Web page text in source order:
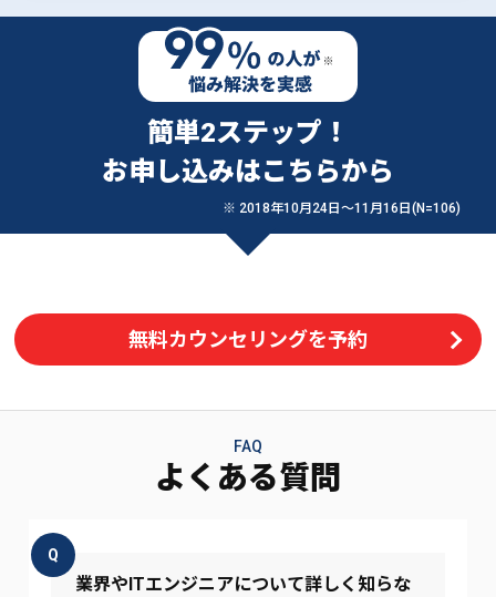
簡単2ステップ！
お申し込みはこちらから
※ 2018年10月24日〜11月16日(N=106)
無料カウンセリングを予約
FAQ
よくある質問
Q
業界やITエンジニアについて詳しく知らな